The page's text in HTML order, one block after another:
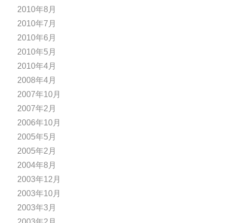
2010年8月
2010年7月
2010年6月
2010年5月
2010年4月
2008年4月
2007年10月
2007年2月
2006年10月
2005年5月
2005年2月
2004年8月
2003年12月
2003年10月
2003年3月